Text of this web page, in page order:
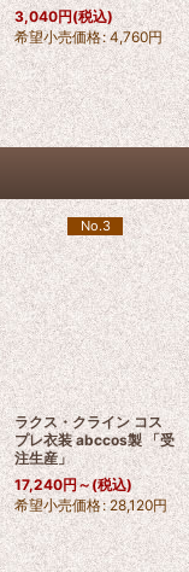
3,040円(税込)
希望小売価格: 4,760円
No.3
ラクス・クライン コス
プレ衣装 abccos製 「受
注生産」
17,240円～(税込)
希望小売価格: 28,120円